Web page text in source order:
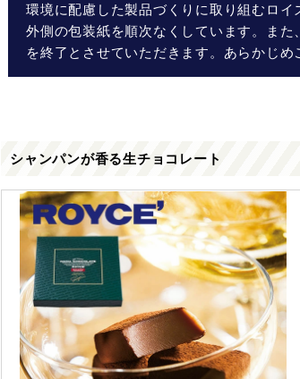
環境に配慮した製品づくりに取り組むロ
外側の包装紙を順次なくしています。ま
を終了とさせていただきます。あらかじめ
シャンパンが香る生チョコレート